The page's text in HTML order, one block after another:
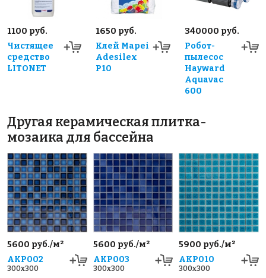
1100 руб.
Чистящее
средство
LITONET
1650 руб.
Клей Mapei
Adesilex
P10
340000 руб.
Робот-
пылесос
Hayward
Aquavac
600
Другая керамическая плитка-
мозаика для бассейна
5600 руб./м²
AKP002
300x300
5600 руб./м²
AKP003
300x300
5900 руб./м²
AKP010
300x300